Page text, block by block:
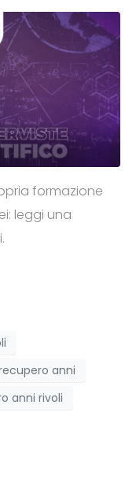
formazione
leggi una
anni
anni rivoli